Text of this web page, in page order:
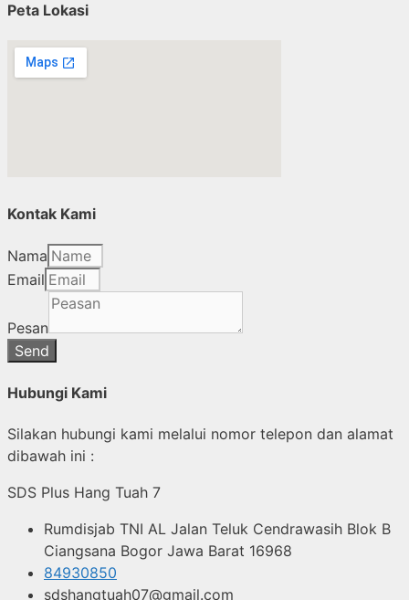
Peta Lokasi
Kontak Kami
Nama
Email
Pesan
Send
Hubungi Kami
Silakan hubungi kami melalui nomor telepon dan alamat
dibawah ini :
SDS Plus Hang Tuah 7
Rumdisjab TNI AL Jalan Teluk Cendrawasih Blok B
Ciangsana Bogor Jawa Barat 16968
84930850
sdshangtuah07@gmail.com